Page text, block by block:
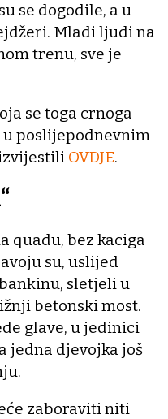
se dogodile, a u
Mladi ljudi na
trenu, sve je
se toga crnoga
poslijepodnevnim
OVDJE.
quadu, bez kaciga
su, uslijed
sletjeli u
betonski most.
glave, u jedinici
jedna djevojka još
zaboraviti niti